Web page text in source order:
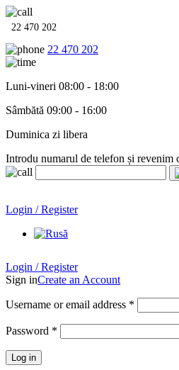
22 470 202
22 470 202
Luni-vineri 08:00 - 18:00
Sâmbătă 09:00 - 16:00
Duminica zi libera
Introdu numarul de telefon și revenim
Login / Register
Login / Register
Sign inCreate an Account
Username or email address *
Password *
Log in